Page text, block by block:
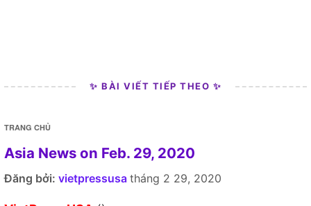
✨ BÀI VIẾT TIẾP THEO ✨
TRANG CHỦ
Asia News on Feb. 29, 2020
Đăng bởi: vietpressusa tháng 2 29, 2020